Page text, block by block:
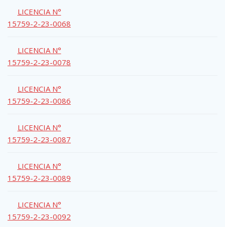
LICENCIA N°
15759-2-23-0068
LICENCIA N°
15759-2-23-0078
LICENCIA N°
15759-2-23-0086
LICENCIA N°
15759-2-23-0087
LICENCIA N°
15759-2-23-0089
LICENCIA N°
15759-2-23-0092